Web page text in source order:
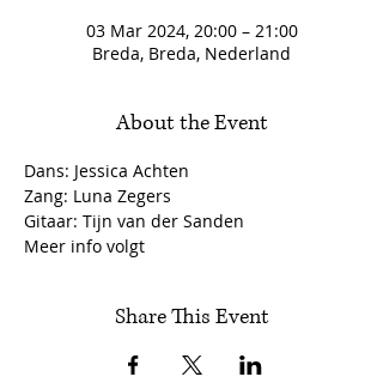
03 Mar 2024, 20:00 – 21:00
Breda, Breda, Nederland
About the Event
Dans: Jessica Achten
Zang: Luna Zegers
Gitaar: Tijn van der Sanden
Meer info volgt
Share This Event